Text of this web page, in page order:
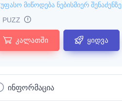
უფასო მიწოდება ნებისმიერ შენაძენზე
PUZZ
კალათში ყიდვა
ინფორმაცია